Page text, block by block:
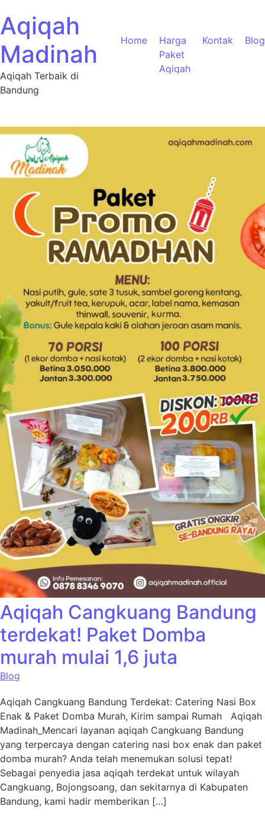
Aqiqah
Madinah
Aqiqah Terbaik di
Bandung
Home
Harga
Paket
Aqiqah
Kontak Blog
Aqiqah Cangkuang Bandung
terdekat! Paket Domba
murah mulai 1,6 juta
Blog
Aqiqah Cangkuang Bandung Terdekat: Catering Nasi Box
Enak & Paket Domba Murah, Kirim sampai Rumah Aqiqah
Madinah_Mencari layanan aqiqah Cangkuang Bandung
yang terpercaya dengan catering nasi box enak dan paket
domba murah? Anda telah menemukan solusi tepat!
Sebagai penyedia jasa aqiqah terdekat untuk wilayah
Cangkuang, Bojongsoang, dan sekitarnya di Kabupaten
Bandung, kami hadir memberikan […]